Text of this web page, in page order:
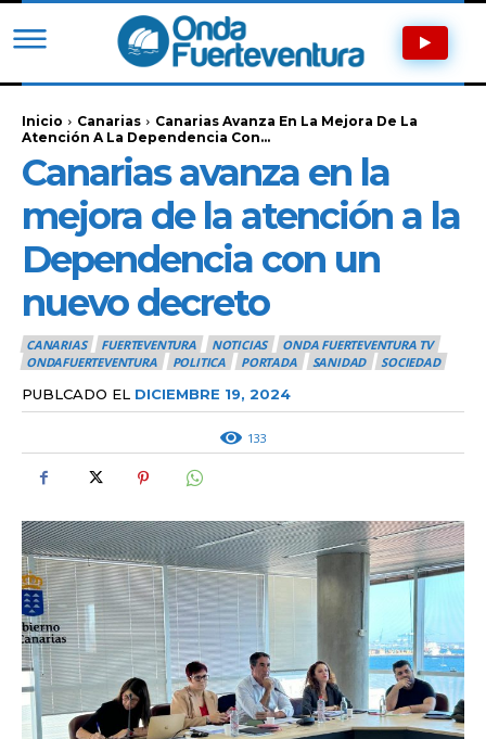
Inicio Canarias
Canarias Avanza En La Mejora De La
Atención A La Dependencia Con...
Canarias avanza en la
mejora de la atención a la
Dependencia con un
nuevo decreto
CANARIAS FUERTEVENTURA NOTICIAS
ONDA FUERTEVENTURA TV
ONDAFUERTEVENTURA
POLITICA PORTADA SANIDAD SOCIEDAD
PUBLCADO EL DICIEMBRE 19, 2024
133